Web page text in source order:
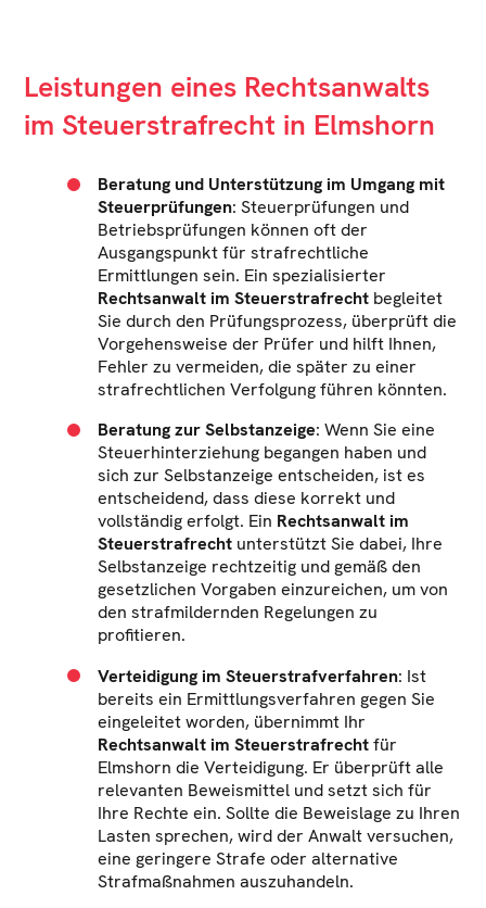
Leistungen eines Rechtsanwalts
im Steuerstrafrecht in Elmshorn
Beratung und Unterstützung im Umgang mit
Steuerprüfungen: Steuerprüfungen und
Betriebsprüfungen können oft der
Ausgangspunkt für strafrechtliche
Ermittlungen sein. Ein spezialisierter
Rechtsanwalt im Steuerstrafrecht begleitet
Sie durch den Prüfungsprozess, überprüft die
Vorgehensweise der Prüfer und hilft Ihnen,
Fehler zu vermeiden, die später zu einer
strafrechtlichen Verfolgung führen könnten.
Beratung zur Selbstanzeige: Wenn Sie eine
Steuerhinterziehung begangen haben und
sich zur Selbstanzeige entscheiden, ist es
entscheidend, dass diese korrekt und
vollständig erfolgt. Ein Rechtsanwalt im
Steuerstrafrecht unterstützt Sie dabei, Ihre
Selbstanzeige rechtzeitig und gemäß den
gesetzlichen Vorgaben einzureichen, um von
den strafmildernden Regelungen zu
profitieren.
Verteidigung im Steuerstrafverfahren: Ist
bereits ein Ermittlungsverfahren gegen Sie
eingeleitet worden, übernimmt Ihr
Rechtsanwalt im Steuerstrafrechtfür
Elmshorn die Verteidigung. Er überprüft alle
relevanten Beweismittel und setzt sich für
Ihre Rechte ein. Sollte die Beweislage zu Ihren
Lasten sprechen, wird der Anwalt versuchen,
eine geringere Strafe oder alternative
Strafmaßnahmen auszuhandeln.